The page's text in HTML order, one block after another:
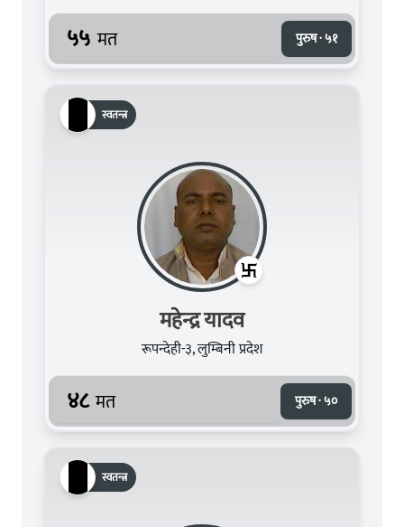
५५ मत पुरुष · ५१
स्वतन्त्र
महेन्द्र यादव
रूपन्देही-३, लुम्बिनी प्रदेश
४८ मत पुरुष · ५०
स्वतन्त्र